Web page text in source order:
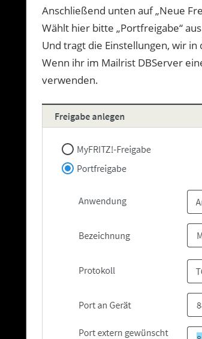
Anschließend unten auf „Neue
Wählt hier bitte „Portfreigabe“
Und tragt die Einstellungen, wir
Wenn ihr im Mailrist DBServer
verwenden.